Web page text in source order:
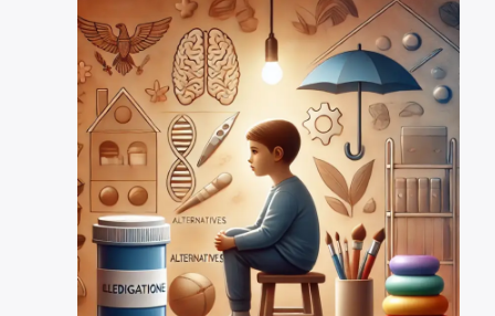
face
aux
abus
sexuels
sur
mineurs
:
un
chemin
délicat
vers
la